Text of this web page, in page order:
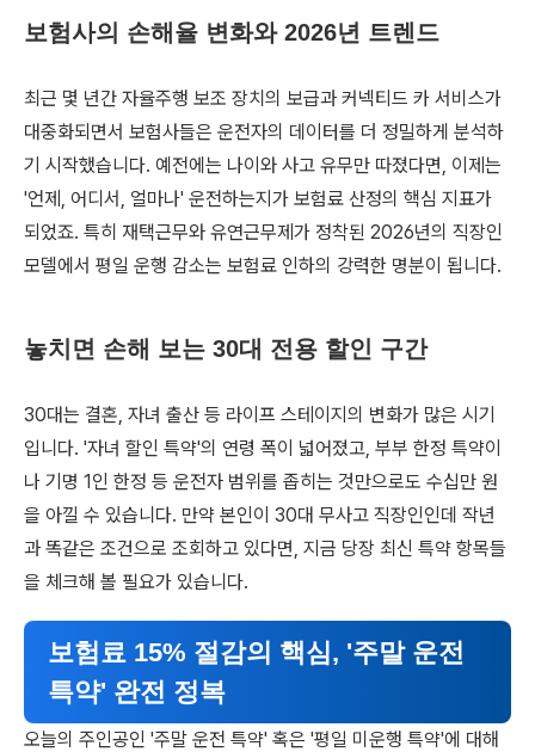
보험사의 손해율 변화와 2026년 트렌드
최근 몇 년간 자율주행 보조 장치의 보급과 커넥티드 카 서비스가
대중화되면서 보험사들은 운전자의 데이터를 더 정밀하게 분석하
기 시작했습니다. 예전에는 나이와 사고 유무만 따졌다면, 이제는
'언제, 어디서, 얼마나' 운전하는지가 보험료 산정의 핵심 지표가
되었죠. 특히 재택근무와 유연근무제가 정착된 2026년의 직장인
모델에서 평일 운행 감소는 보험료 인하의 강력한 명분이 됩니다.
놓치면 손해 보는 30대 전용 할인 구간
30대는 결혼, 자녀 출산 등 라이프 스테이지의 변화가 많은 시기
입니다. '자녀 할인 특약'의 연령 폭이 넓어졌고, 부부 한정 특약이
나 기명 1인 한정 등 운전자 범위를 좁히는 것만으로도 수십만 원
을 아낄 수 있습니다. 만약 본인이 30대 무사고 직장인인데 작년
과 똑같은 조건으로 조회하고 있다면, 지금 당장 최신 특약 항목들
을 체크해 볼 필요가 있습니다.
보험료 15% 절감의 핵심, '주말 운전
특약' 완전 정복
오늘의 주인공인 '주말 운전 특약' 혹은 '평일 미운행 특약'에 대해